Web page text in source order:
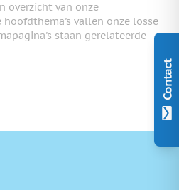
Contact
overzicht van onze
hoofdthema's vallen onze losse
staan gerelateerde